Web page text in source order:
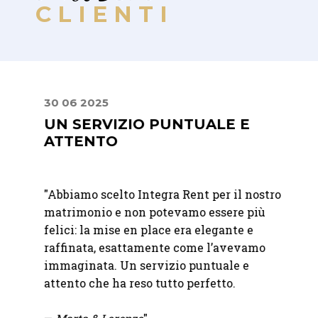
CLIENTI
30 06 2025
UN SERVIZIO PUNTUALE E
ATTENTO
"Abbiamo scelto Integra Rent per il nostro
matrimonio e non potevamo essere più
felici: la mise en place era elegante e
raffinata, esattamente come l’avevamo
immaginata. Un servizio puntuale e
attento che ha reso tutto perfetto.